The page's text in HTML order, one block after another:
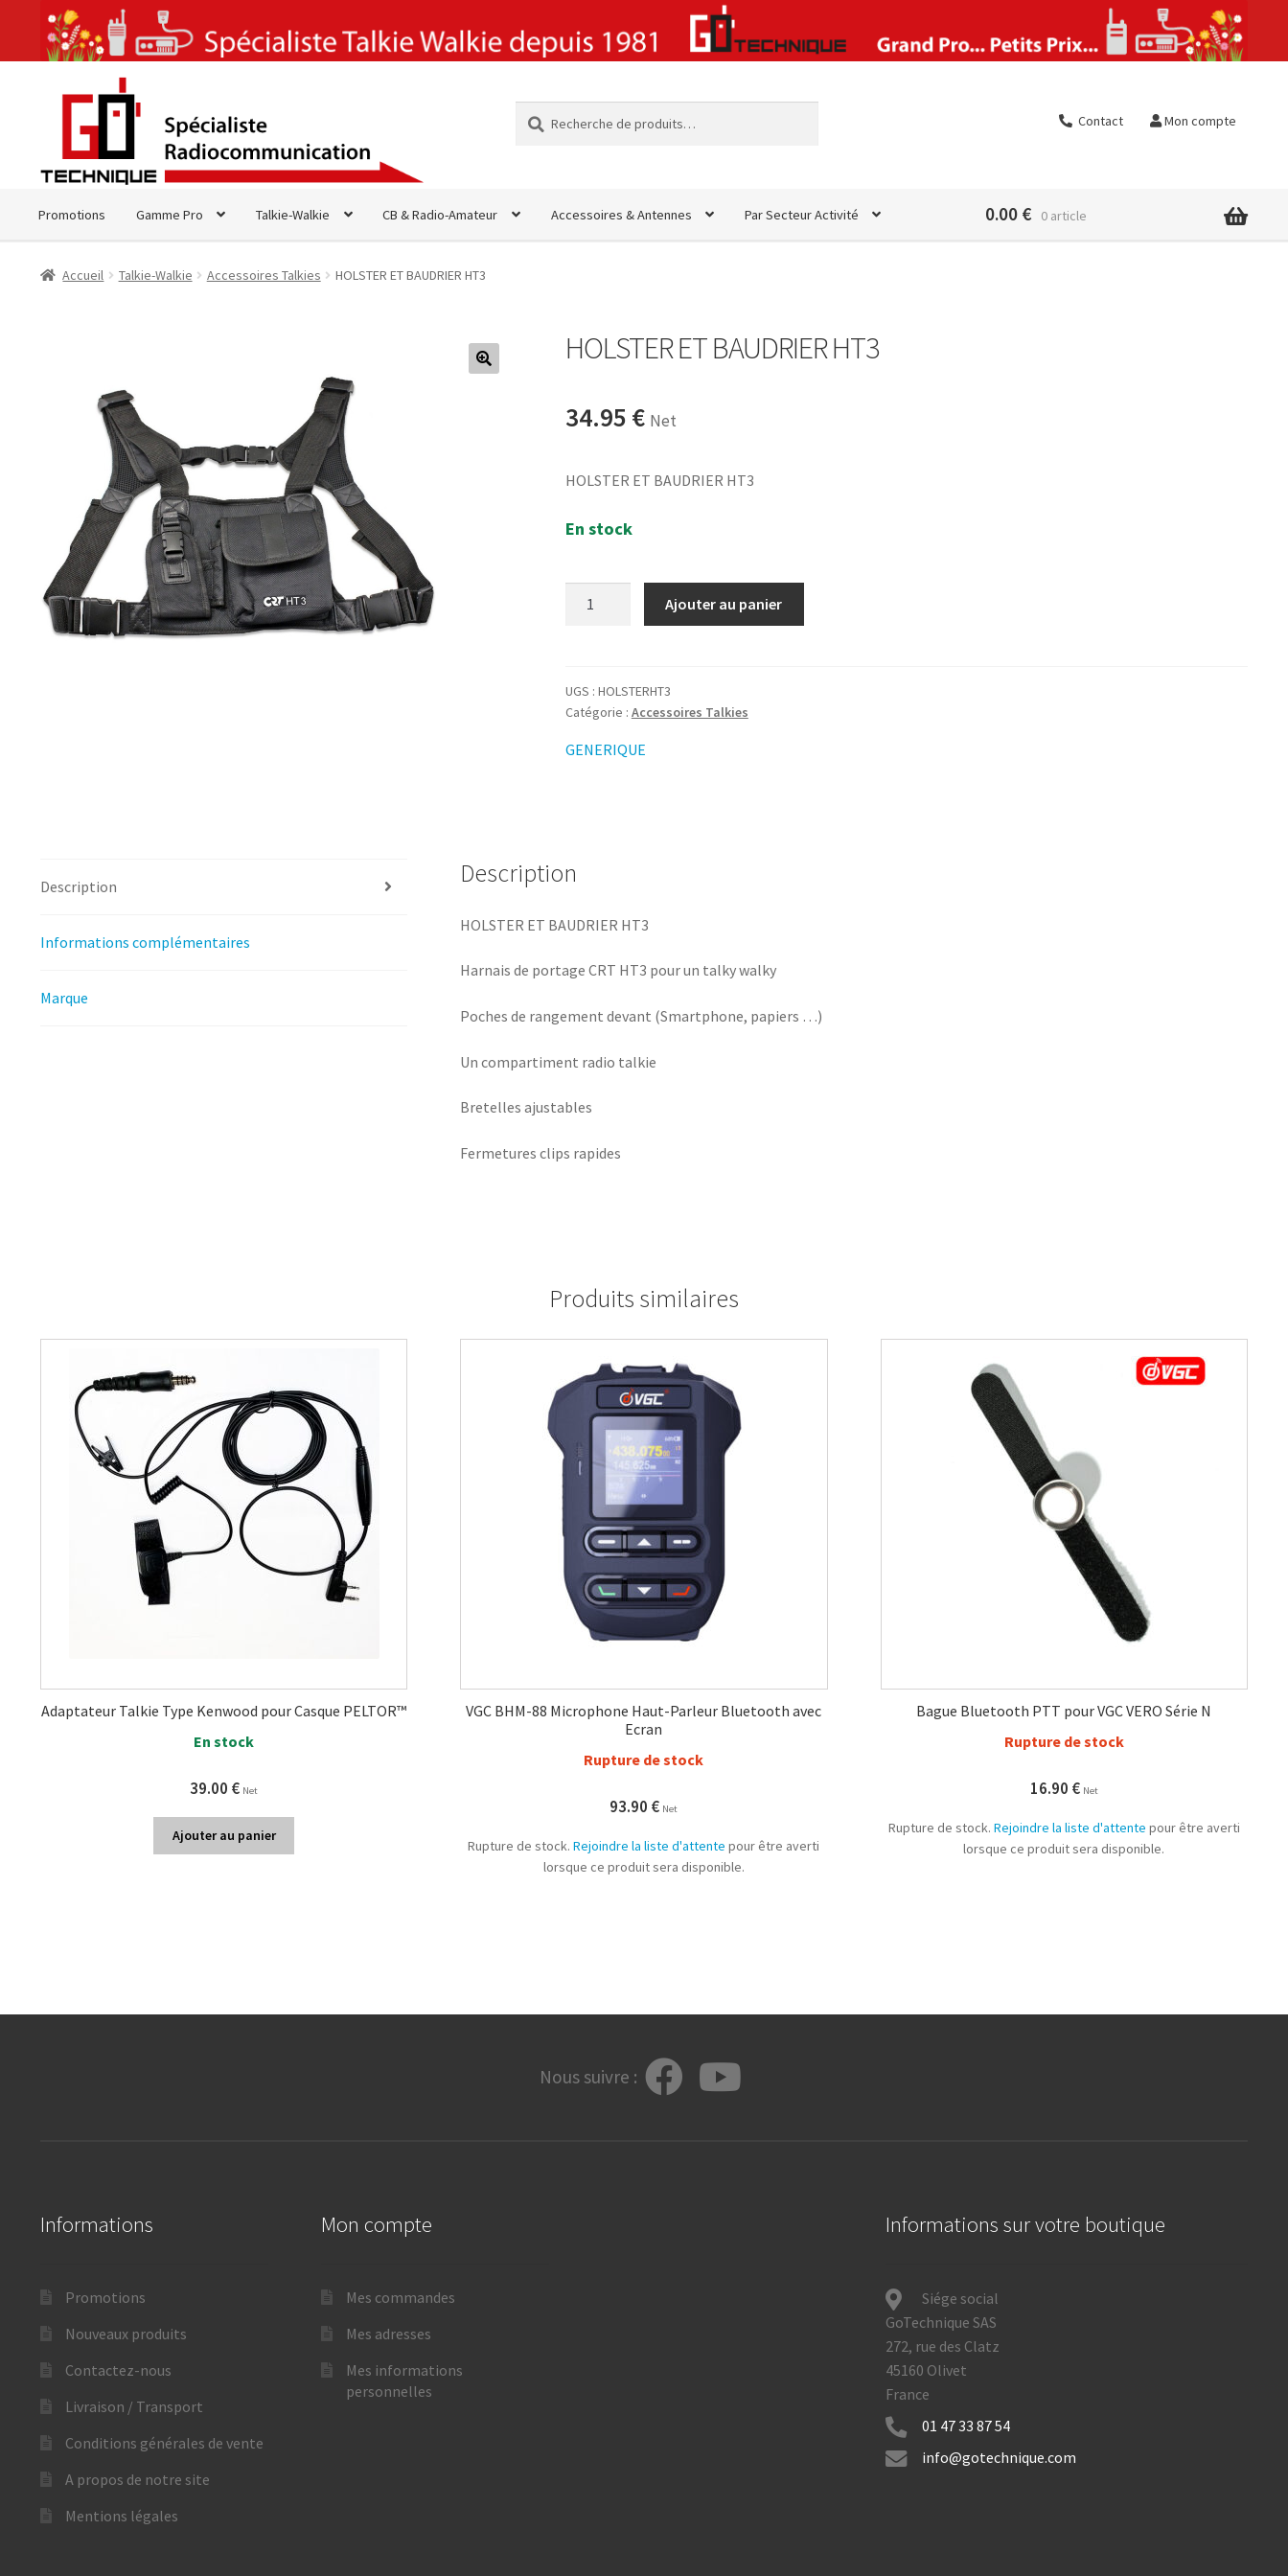
à
navigation
au
Contact Mon compte
pour :
Promotions Gamme Pro Talkie-Walkie CB & Radio-Amateur Accessoires & Antennes Par Secteur Activité 0.00 € 0 article
Accueil Talkie-Walkie Accessoires Talkies HOLSTER ET BAUDRIER HT3
HOLSTER ET BAUDRIER HT3
34.95 € Net
HOLSTER ET BAUDRIER HT3
En stock
BAUDRIER
HT3
Ajouter au panier
UGS : HOLSTERHT3
Catégorie : Accessoires Talkies
GENERIQUE
Description
Informations complémentaires
Marque
Description
HOLSTER ET BAUDRIER HT3
Harnais de portage CRT HT3 pour un talky walky
Poches de rangement devant (Smartphone, papiers …)
Un compartiment radio talkie
Bretelles ajustables
Fermetures clips rapides
Produits similaires
Adaptateur Talkie Type Kenwood pour Casque PELTOR™
En stock
39.00 € Net
Ajouter au panier
VGC BHM-88 Microphone Haut-Parleur Bluetooth avec
Ecran
Rupture de stock
93.90 € Net
Rupture de stock.Rejoindre la liste d'attente pour être averti
lorsque ce produit sera disponible.
Bague Bluetooth PTT pour VGC VERO Série N
Rupture de stock
16.90 € Net
Rupture de stock. Rejoindre la liste d'attente pour être averti
lorsque ce produit sera disponible.
Nous suivre :
Informations
Promotions
Nouveaux produits
Contactez-nous
Livraison / Transport
Conditions générales de vente
A propos de notre site
Mentions légales
Mon compte
Mes commandes
Mes adresses
Mes informations
personnelles
Informations sur votre boutique
Siége social
GoTechnique SAS
272, rue des Clatz
45160 Olivet
France
01 47 33 87 54
info@gotechnique.com